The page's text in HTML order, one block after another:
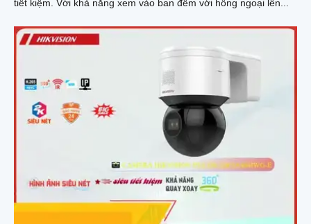
tiết kiệm. Với khả năng xem vào ban đêm với hồng ngoại lên...